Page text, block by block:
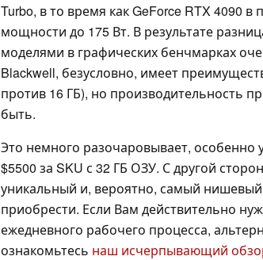
Turbo, в то время как GeForce RTX 4090
мощности до 175 Вт. В результате
моделями в графических бенчмарках
Blackwell, безусловно, имеет
против 16 ГБ), но производительность
быть.
Это немного разочаровывает, особенно
$5500 за SKU с 32 ГБ ОЗУ. С другой
уникальный и, вероятно, самый
приобрести. Если Вам действительно
ежедневного рабочего процесса,
ознакомьтесь наш исчерпывающий